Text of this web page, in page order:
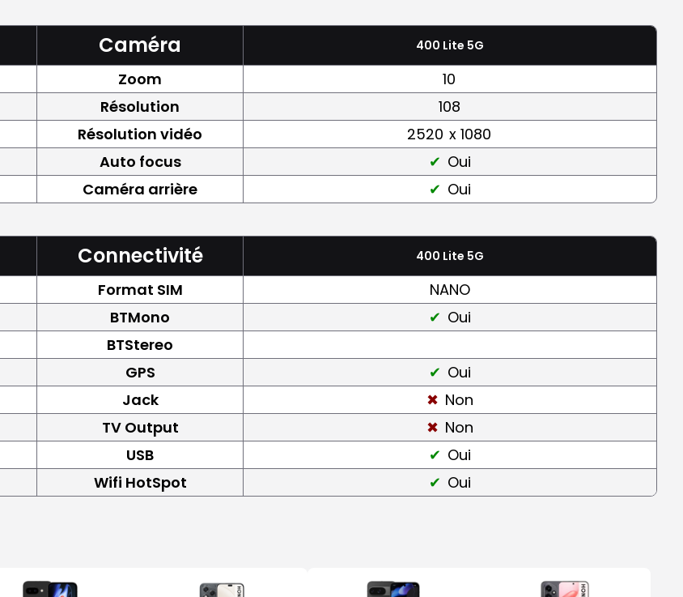
Caméra 400 Lite 5G
Zoom
10
Résolution
108
Résolution vidéo 2520 x 1080
Auto focus
Oui
Caméra arrière Oui
Connectivité 400 Lite 5G
Format SIM
NANO
BTMono
Oui
BTStereo
GPS
Oui
Jack
Non
TV Output
Non
USB
Oui
Wifi HotSpot Oui